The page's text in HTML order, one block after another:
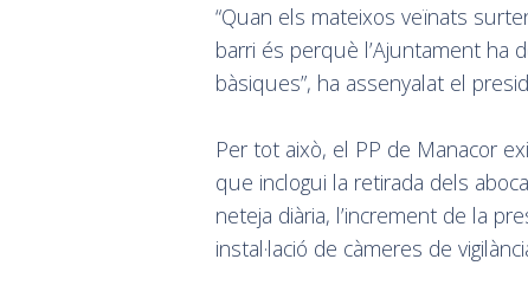
“Quan els mateixos veïnats
barri és perquè l’Ajuntament ha
bàsiques”, ha assenyalat el
Per tot això, el PP de Manacor
que inclogui la retirada dels
neteja diària, l’increment de la
instal·lació de càmeres de